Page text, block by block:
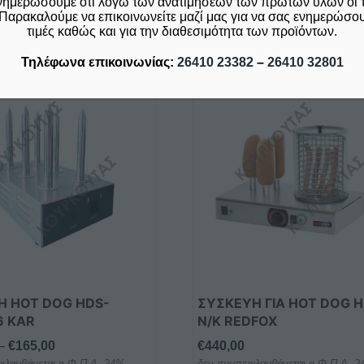
Σχετικά προϊόντα
DOG HDS-
KAR
€165,00
ΣΥΣΚΕΥΗ ΓΙΑ HOT DOG
N/K REDFOX
€440,00
να επικοινωνείτε μαζί μας για να σας
τιμές καθώς και για την διαθεσιμότητα των προϊόντων.
Τηλέφωνα επικοινωνίας: 26410 23382– 26410 32801